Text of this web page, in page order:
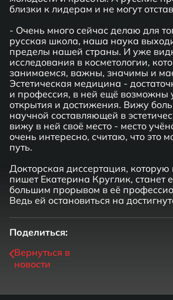
близки к лидерам и не могут
- Очень много сейчас делаю для
русская школа, наша наука
пределы нашей страны. И уже
исследования в косметологии,
занимаемся, важны, значимы и
Эстетическая медицина -
и профессия, в ней ещё возможны
открытия и достижения. Вижу
научной составляющей в
вижу в ней своё место - место
очень интересно, считаю, что это
путь.
Докторская диссертация,
пишет Екатерина Круглик, станет
большим прорывом в её
Ведь ей остановиться на
Поделиться:
Вернуться в
новости